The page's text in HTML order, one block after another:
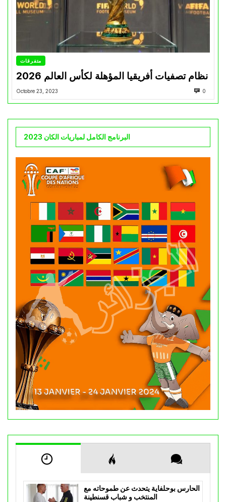
متفرقات
نظام تصفيات أفريقيا المؤهلة لكأس العالم 2026
Octobre 23, 2023 0
البرنامج الكامل لمباريات الكان 2023
الحارس بوحلفاية يتحدث عن طموحاته مع
المنتخب و شباب قسنطينة